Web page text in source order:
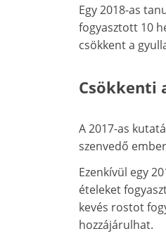
Egy 2018-as
fogyasztott 10
csökkent a
Csökkenti
A 2017-as
szenvedő
Ezenkívül egy
ételeket
kevés rostot
hozzájárulhat.